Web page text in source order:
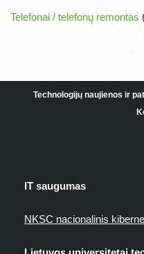
Telefonai / telefonų remontas
Technologijų naujienos ir
IT saugumas
NKSC nacionalinis